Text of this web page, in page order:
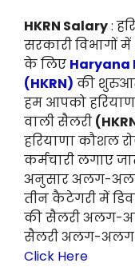
HKRN Salary:
सरकारी विभागों
के लिए Haryana
(HKRN) की
हम आपको
वाली सैलरी
हरियाणा कौशल
कर्मचारी लगाए
अनुसार अलग-अलग
तीन कैटेगरी में
की सैलरी अलग-
सैलरी अलग-अलग
Click Here